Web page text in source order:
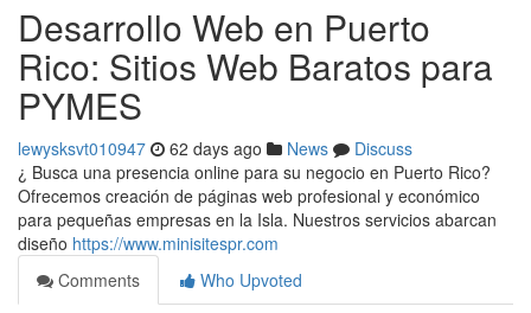
Desarrollo Web en Puerto
Rico: Sitios Web Baratos para
PYMES
lewysksvt010947 62 days ago News
Discuss
¿ Busca una presencia online para su negocio en Puerto Rico?
Ofrecemos creación de páginas web profesional y económico
para pequeñas empresas en la Isla. Nuestros servicios abarcan
diseño https://www.minisitespr.com
Comments
Who Upvoted